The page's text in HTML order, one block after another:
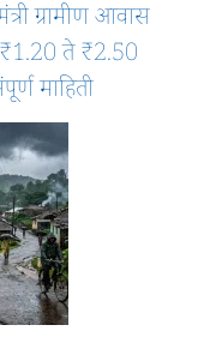
ग्रामीण आवास
₹1.20 ते ₹2.50
माहिती